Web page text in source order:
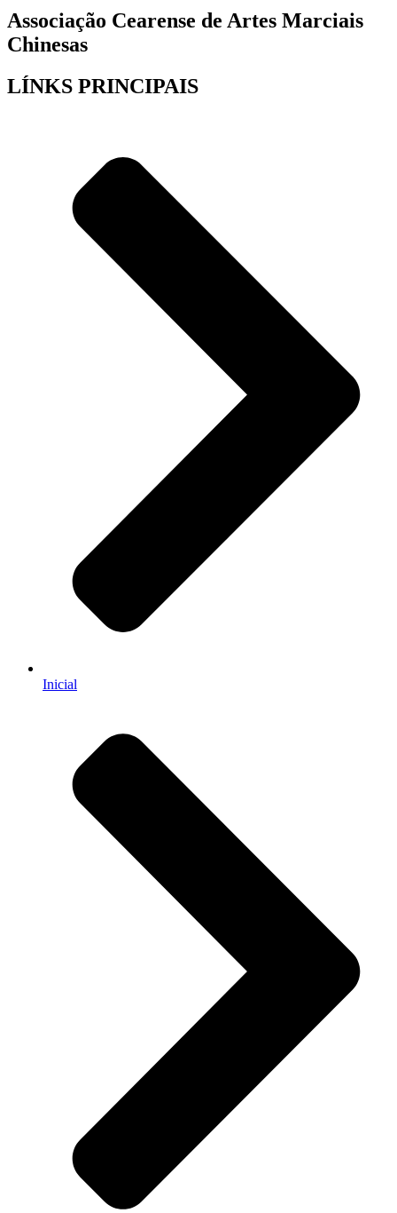
Associação Cearense de Artes Marciais
Chinesas
LÍNKS PRINCIPAIS
Inicial